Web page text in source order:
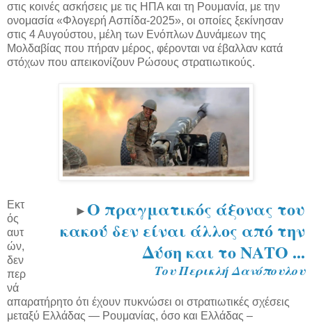
στις κοινές ασκήσεις με τις ΗΠΑ και τη Ρουμανία, με την
ονομασία «Φλογερή Ασπίδα-2025», οι οποίες ξεκίνησαν
στις 4 Αυγούστου, μέλη των Ενόπλων Δυνάμεων της
Μολδαβίας που πήραν μέρος, φέρονται να έβαλλαν κατά
στόχων που απεικονίζουν Ρώσους στρατιωτικούς.
►O πραγματικός άξονας του
κακού δεν είναι άλλος από την
Δύση και το ΝΑΤΟ ...
Του Περικλή Δανόπουλου
Εκτ
ός
αυτ
ών,
δεν
περ
νά
απαρατήρητο ότι έχουν πυκνώσει οι στρατιωτικές σχέσεις
μεταξύ Ελλάδας — Ρουμανίας, όσο και Ελλάδας –